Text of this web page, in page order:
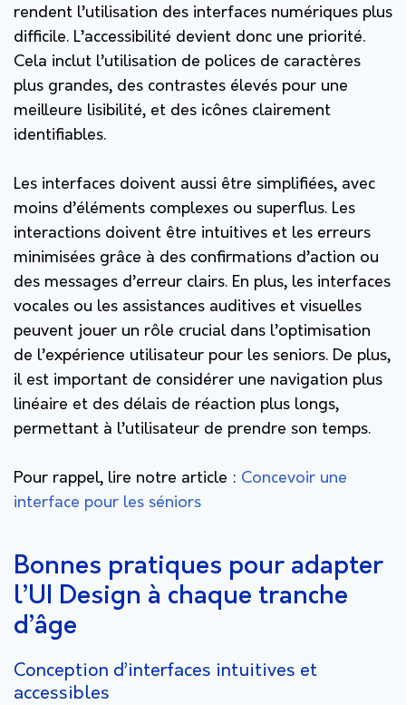
rendent l’utilisation des interfaces numériques plus
difficile. L’accessibilité devient donc une priorité.
Cela inclut l’utilisation de polices de caractères
plus grandes, des contrastes élevés pour une
meilleure lisibilité, et des icônes clairement
identifiables.
Les interfaces doivent aussi être simplifiées, avec
moins d’éléments complexes ou superflus. Les
interactions doivent être intuitives et les erreurs
minimisées grâce à des confirmations d’action ou
des messages d’erreur clairs. En plus, les interfaces
vocales ou les assistances auditives et visuelles
peuvent jouer un rôle crucial dans l’optimisation
de l’expérience utilisateur pour les seniors. De plus,
il est important de considérer une navigation plus
linéaire et des délais de réaction plus longs,
permettant à l’utilisateur de prendre son temps.
Pour rappel, lire notre article : Concevoir une
interface pour les séniors
Bonnes pratiques pour adapter
l’UI Design à chaque tranche
d’âge
Conception d’interfaces intuitives et
accessibles